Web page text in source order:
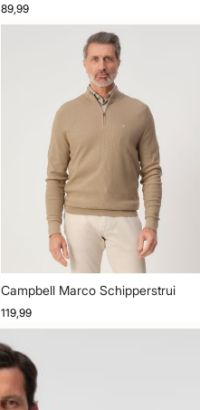
89,99
Campbell Marco Schipperstrui
119,99